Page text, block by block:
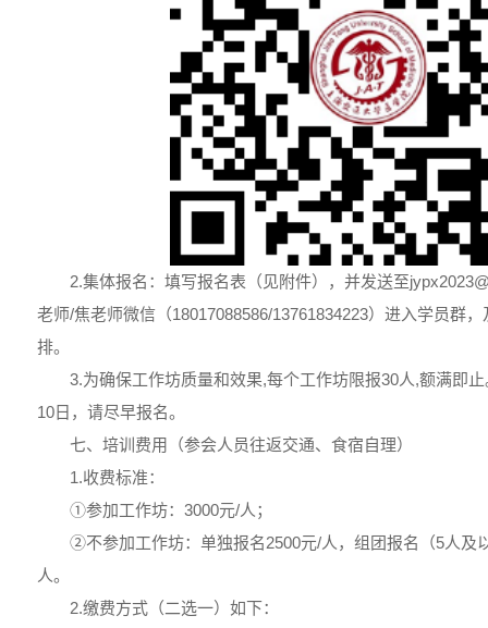
2.集体报名：填写报名表（见附件），并发送至
老师/焦老师微信（18017088586/13761834223）进入学员群
排。
3.为确保工作坊质量和效果,每个工作坊限报30人,额满即
10日，请尽早报名。
七、培训费用（参会人员往返交通、食宿自理）
1.收费标准：
①参加工作坊：3000元/人；
②不参加工作坊：单独报名2500元/人，组团报名（5人及
人。
2.缴费方式（二选一）如下：